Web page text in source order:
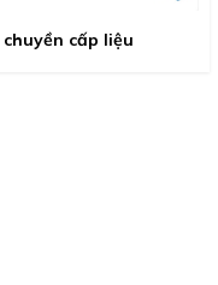
chuyền cấp liệu